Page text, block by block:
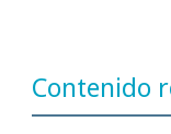
Contenido